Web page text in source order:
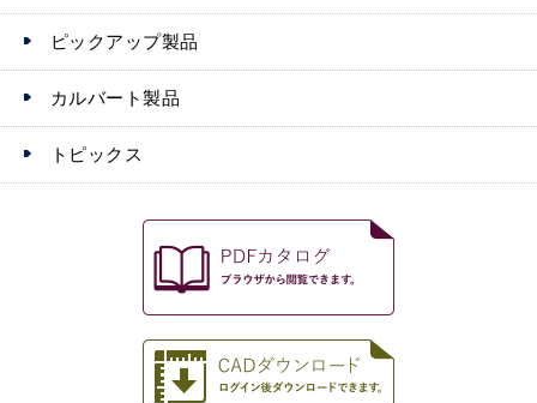
ピックアップ製品
カルバート製品
トピックス